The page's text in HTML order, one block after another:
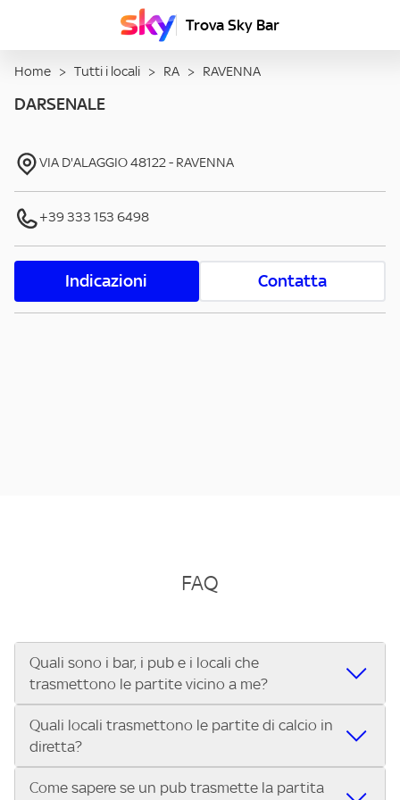
Trova Sky Bar
Home > Tutti i locali > RA > RAVENNA
DARSENALE
VIA D'ALAGGIO48122- RAVENNA
+39 333 153 6498
Indicazioni Contatta
FAQ
Quali sono i bar, i pub e i locali che
trasmettono le partite vicino a me?
Se cerchi un bar, pub, ristorante o locale vicino a te per
vedere le partite di Serie A ENILIVE, la Serie C Sky Wifi, la
UEFA Champions League, la UEFA Europa League, la UEFA
Conference League, il Tennis, la Formula 1®, la MotoGP™ e
Quali locali trasmettono le partite di calcio in
diretta?
Vuoi sapere quali bar, pub o ristoranti mostrano le partite
Come sapere se un pub trasmette la partita